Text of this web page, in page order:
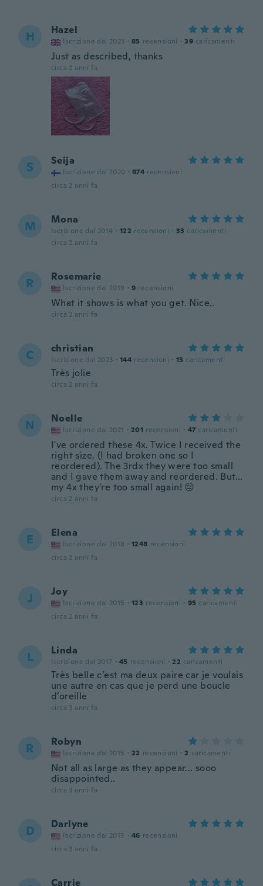
H Hazel
Iscrizione dal 2023 · 85 recensioni · 39 caricamenti
Just as described, thanks
circa 2 anni fa
S Seija
Iscrizione dal 2020 · 974 recensioni
circa 2 anni fa
M Mona
Iscrizione dal 2014 · 122 recensioni · 33 caricamenti
circa 2 anni fa
R Rosemarie
Iscrizione dal 2019 · 9 recensioni
What it shows is what you get. Nice..
circa 2 anni fa
C christian
Iscrizione dal 2023 · 144 recensioni · 13 caricamenti
Très jolie
circa 2 anni fa
N Noelle
Iscrizione dal 2021 · 201 recensioni · 47 caricamenti
I've ordered these 4x. Twice I received the
right size. (I had broken one so I
reordered). The 3rdx they were too small
and I gave them away and reordered. But...
my 4x they're too small again! 😔
circa 2 anni fa
E Elena
Iscrizione dal 2018 · 1248 recensioni
circa 2 anni fa
J Joy
Iscrizione dal 2015 · 123 recensioni · 95 caricamenti
circa 2 anni fa
L Linda
Iscrizione dal 2017 · 45 recensioni · 22 caricamenti
Très belle c’est ma deux paire car je voulais
une autre en cas que je perd une boucle
d’oreille
circa 3 anni fa
R Robyn
Iscrizione dal 2015 · 22 recensioni · 2 caricamenti
Not all as large as they appear... sooo
disappointed..
circa 3 anni fa
D Darlyne
Iscrizione dal 2015 · 46 recensioni
circa 3 anni fa
Carrie